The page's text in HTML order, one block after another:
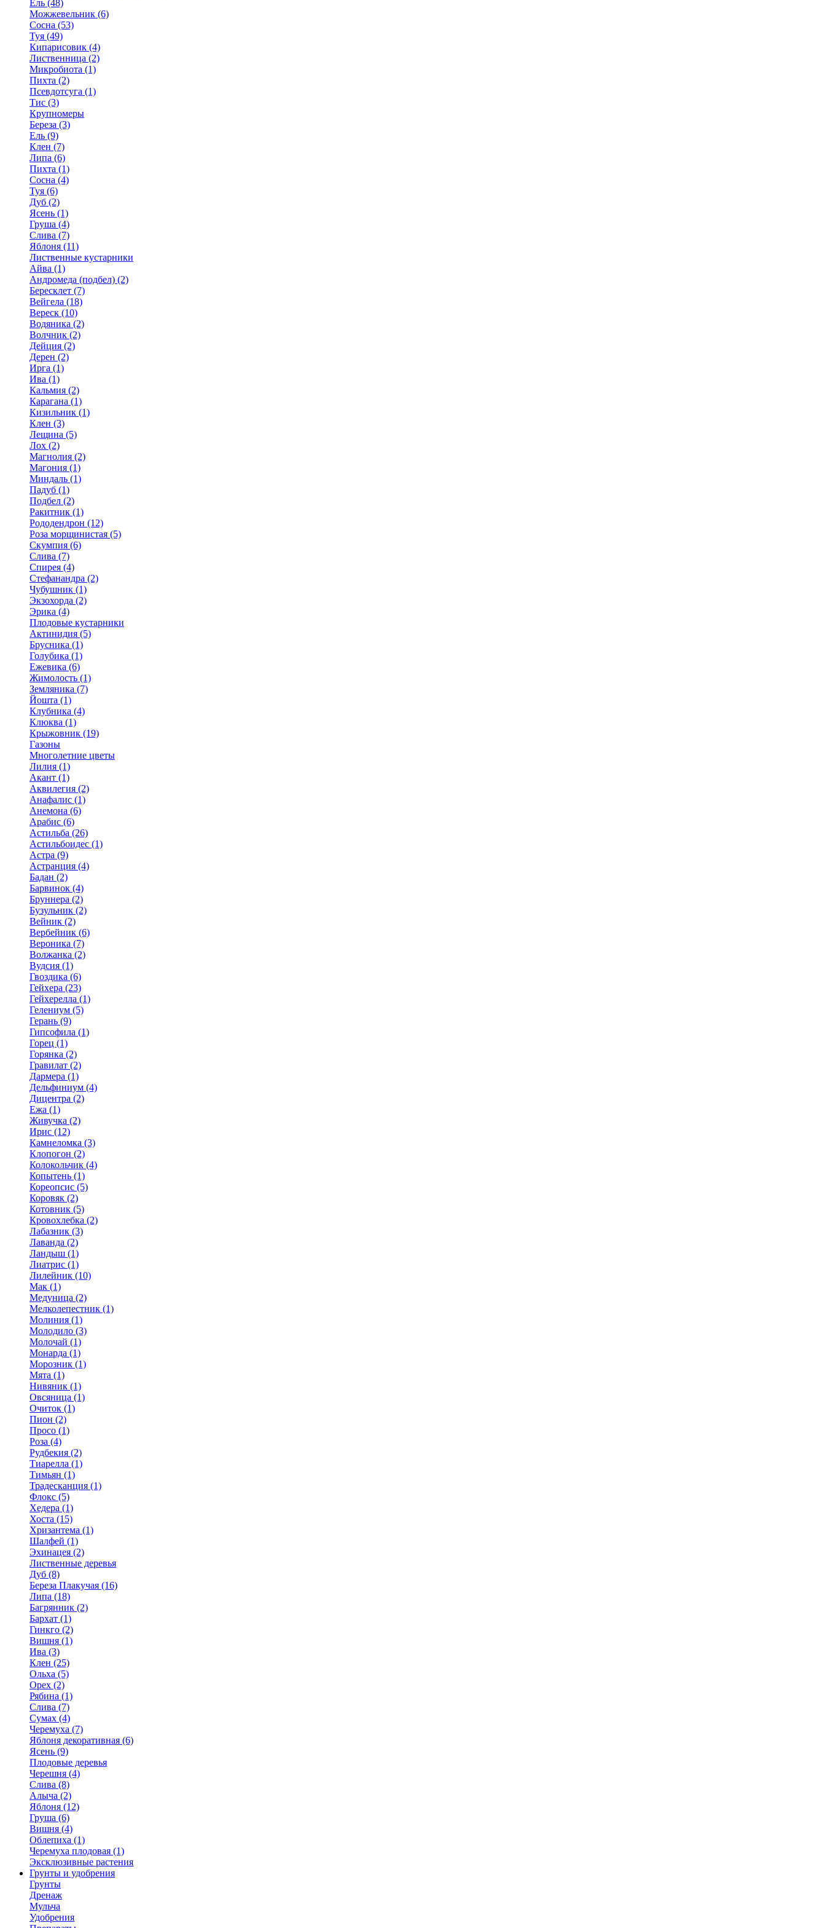
Ель (48)
Можжевельник (6)
Сосна (53)
Туя (49)
Кипарисовик (4)
Лиственница (2)
Микробиота (1)
Пихта (2)
Псевдотсуга (1)
Тис (3)
Крупномеры
Береза (3)
Ель (9)
Клен (7)
Липа (6)
Пихта (1)
Сосна (4)
Туя (6)
Дуб (2)
Ясень (1)
Груша (4)
Слива (7)
Яблоня (11)
Лиственные кустарники
Айва (1)
Андромеда (подбел) (2)
Бересклет (7)
Вейгела (18)
Вереск (10)
Водяника (2)
Волчник (2)
Дейция (2)
Дерен (2)
Ирга (1)
Ива (1)
Кальмия (2)
Карагана (1)
Кизильник (1)
Клен (3)
Лещина (5)
Лох (2)
Магнолия (2)
Магония (1)
Миндаль (1)
Падуб (1)
Подбел (2)
Ракитник (1)
Рододендрон (12)
Роза морщинистая (5)
Скумпия (6)
Слива (7)
Спирея (4)
Стефанандра (2)
Чубушник (1)
Экзохорда (2)
Эрика (4)
Плодовые кустарники
Актинидия (5)
Брусника (1)
Голубика (1)
Ежевика (6)
Жимолость (1)
Земляника (7)
Йошта (1)
Клубника (4)
Клюква (1)
Крыжовник (19)
Газоны
Многолетние цветы
Лилия (1)
Акант (1)
Аквилегия (2)
Анафалис (1)
Анемона (6)
Арабис (6)
Астильба (26)
Астильбоидес (1)
Астра (9)
Астранция (4)
Бадан (2)
Барвинок (4)
Бруннера (2)
Бузульник (2)
Вейник (2)
Вербейник (6)
Вероника (7)
Волжанка (2)
Вудсия (1)
Гвоздика (6)
Гейхера (23)
Гейхерелла (1)
Гелениум (5)
Герань (9)
Гипсофила (1)
Горец (1)
Горянка (2)
Гравилат (2)
Дармера (1)
Дельфиниум (4)
Дицентра (2)
Ежа (1)
Живучка (2)
Ирис (12)
Камнеломка (3)
Клопогон (2)
Колокольчик (4)
Копытень (1)
Кореопсис (5)
Коровяк (2)
Котовник (5)
Кровохлебка (2)
Лабазник (3)
Лаванда (2)
Ландыш (1)
Лиатрис (1)
Лилейник (10)
Мак (1)
Медуница (2)
Мелколепестник (1)
Молиния (1)
Молодило (3)
Молочай (1)
Монарда (1)
Морозник (1)
Мята (1)
Нивяник (1)
Овсяница (1)
Очиток (1)
Пион (2)
Просо (1)
Роза (4)
Рудбекия (2)
Тиарелла (1)
Тимьян (1)
Традесканция (1)
Флокс (5)
Хедера (1)
Хоста (15)
Хризантема (1)
Шалфей (1)
Эхинацея (2)
Лиственные деревья
Дуб (8)
Береза Плакучая (16)
Липа (18)
Багрянник (2)
Бархат (1)
Гинкго (2)
Вишня (1)
Ива (3)
Клен (25)
Ольха (5)
Орех (2)
Рябина (1)
Слива (7)
Сумах (4)
Черемуха (7)
Яблоня декоративная (6)
Ясень (9)
Плодовые деревья
Черешня (4)
Слива (8)
Алыча (2)
Яблоня (12)
Груша (6)
Вишня (4)
Облепиха (1)
Черемуха плодовая (1)
Эксклюзивные растения
Грунты и удобрения
Грунты
Дренаж
Мульча
Удобрения